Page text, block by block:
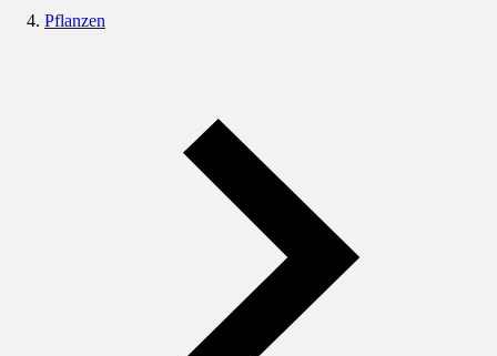
Pflanzen